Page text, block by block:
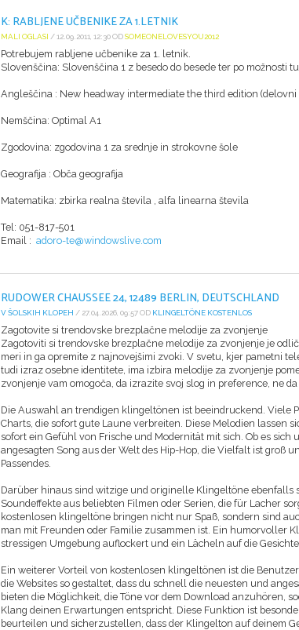
K: RABLJENE UČBENIKE ZA 1.LETNIK
MALI OGLASI / 12.09.2011, 12:30 ODSOMEONELOVESYOU2012
Potrebujem rabljene učbenike za 1. letnik.
Slovenščina: Slovenščina 1 z besedo do besede ter po možnosti
Angleščina : New headway intermediate the third edition
Nemščina: Optimal A1
Zgodovina: zgodovina 1 za srednje in strokovne šole
Geografija : Obča geografija
Matematika: zbirka realna števila , alfa linearna števila
Tel: 051-817-501
Email :adoro-te@windowslive.com
RUDOWER CHAUSSEE 24, 12489 BERLIN, DEUTSCHLAND
V ŠOLSKIH KLOPEH / 27.04.2026, 09:57 OD KLINGELTÖNE KOSTENLOS
Zagotovite si trendovske brezplačne melodije za zvonjenje
Zagotoviti si trendovske brezplačne melodije za zvonjenje je
meri in ga opremite z najnovejšimi zvoki. V svetu, kjer pametni
tudi izraz osebne identitete, ima izbira melodije za zvonjenje
zvonjenje vam omogoča, da izrazite svoj slog in preference, ne
Die Auswahl an trendigen klingeltönen ist beeindruckend. Viele
Charts, die sofort gute Laune verbreiten. Diese Melodien lassen
sofort ein Gefühl von Frische und Modernität mit sich. Ob es
angesagten Song aus der Welt des Hip-Hop, die Vielfalt ist groß
Passendes.
Darüber hinaus sind witzige und originelle Klingeltöne
Soundeffekte aus beliebten Filmen oder Serien, die für Lacher
kostenlosen klingeltöne bringen nicht nur Spaß, sondern sind
man mit Freunden oder Familie zusammen ist. Ein humorvoller
stressigen Umgebung auflockert und ein Lächeln auf die
Ein weiterer Vorteil von kostenlosen klingeltönen ist die
die Websites so gestaltet, dass du schnell die neuesten und
bieten die Möglichkeit, die Töne vor dem Download anzuhören,
Klang deinen Erwartungen entspricht. Diese Funktion ist
beurteilen und sicherzustellen, dass der Klingelton auf deinem